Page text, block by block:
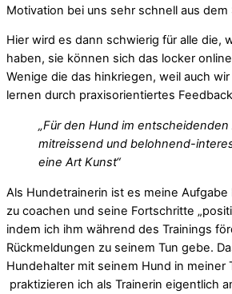
Motivation bei uns sehr schnell aus dem
Hier wird es dann schwierig für alle die,
haben, sie können sich das locker
Wenige die das hinkriegen, weil auch
lernen durch praxisorientiertes
„Für den Hund im
mitreissend und belohnend-
eine Art Kunst“
Als Hundetrainerin ist es meine
zu coachen und seine Fortschritte
indem ich ihm während des Trainings
Rückmeldungen zu seinem Tun gebe.
Hundehalter mit seinem Hund in meiner
praktizieren ich als Trainerin eigentlich